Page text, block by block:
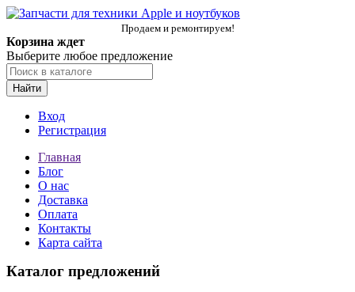
Продаем и ремонтируем!
Корзина ждет
Выберите любое предложение
Найти
Вход
Регистрация
Главная
Блог
О нас
Доставка
Оплата
Контакты
Карта сайта
Каталог предложений